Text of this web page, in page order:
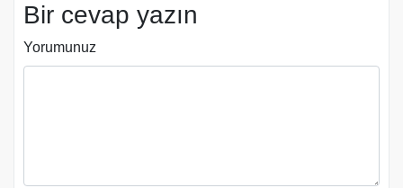
Bir cevap yazın
Yorumunuz